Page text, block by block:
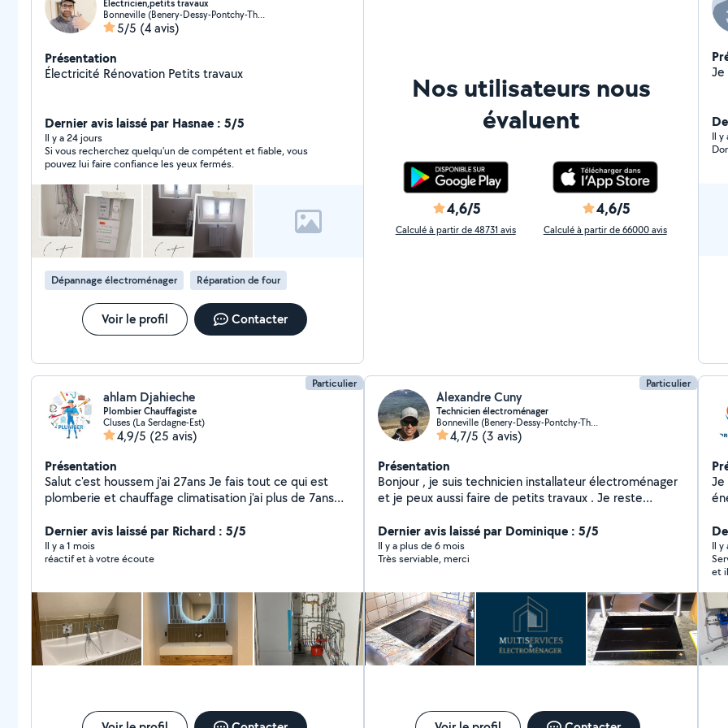
Électricien,petits travaux
Bonneville (Benery-Dessy-Pontchy-Thuet)
5/5 (4 avis)
Présentation
Électricité Rénovation Petits travaux
Dernier avis laissé par Hasnae : 5/5
Il y a 24 jours
Si vous recherchez quelqu'un de compétent et fiable, vous
pouvez lui faire confiance les yeux fermés.
Dépannage électroménager Réparation de four
Voir le profil Contacter
Nos utilisateurs nous
évaluent
4,6/5
Calculé à partir de 48731 avis
4,6/5
Calculé à partir de 66000 avis
Il y
Particulier
ahlam Djahieche
Plombier Chauffagiste
Cluses (La Serdagne-Est)
4,9/5 (25 avis)
Présentation
Salut c'est houssem j'ai 27ans Je fais tout ce qui est
plomberie et chauffage climatisation j'ai plus de 7ans
Dernier avis laissé par Richard : 5/5
Il y a 1 mois
réactif et à votre écoute
Particulier
Alexandre Cuny
Technicien électroménager
Bonneville (Benery-Dessy-Pontchy-Thuet)
4,7/5 (3 avis)
Présentation
Bonjour , je suis technicien installateur électroménager
et je peux aussi faire de petits travaux . Je reste
Dernier avis laissé par Dominique : 5/5
Il y a plus de 6 mois
Très serviable, merci
Je
Il y
et